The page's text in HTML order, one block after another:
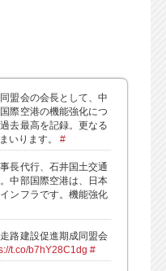
盟会の会長として、中
際空港の機能強化につ
去最高を記録。更なる
いります。 #
長代行、石井国土交通
中部国際空港は、日本
ンフラです。機能強化
路建設促進期成同盟会
t.co/b7hY28C1dg #